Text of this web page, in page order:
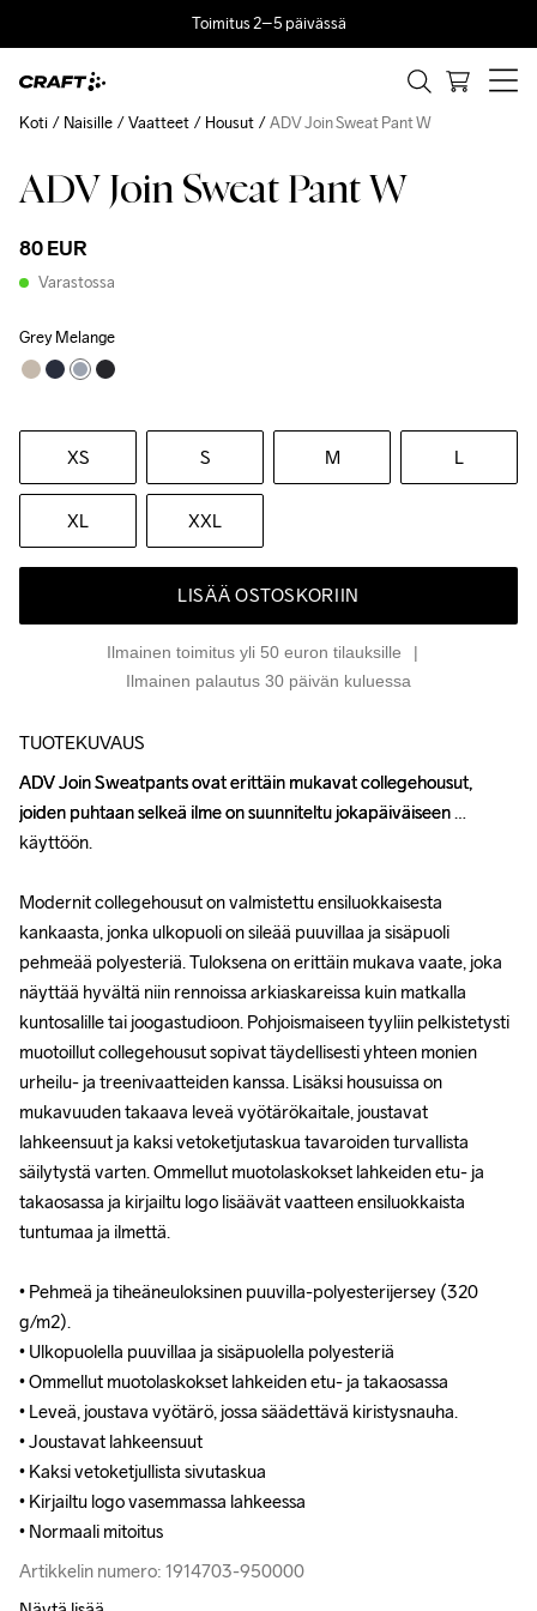
Toimitus 2–5 päivässä
ADV Join Sweat Pant W
80 EUR
Varastossa
Grey Melange
XS S M L
XL XXL
LISÄÄ OSTOSKORIIN
Ilmainen toimitus yli 50 euron tilauksille
Ilmainen palautus 30 päivän kuluessa
Koti Naisille Vaatteet Housut ADV Join Sweat Pant W
TUOTEKUVAUS
ADV Join Sweatpants ovat erittäin mukavat collegehousut,
joiden puhtaan selkeä ilme on suunniteltu jokapäiväiseen
käyttöön.
Modernit collegehousut on valmistettu ensiluokkaisesta
kankaasta, jonka ulkopuoli on sileää puuvillaa ja sisäpuoli
pehmeää polyesteriä. Tuloksena on erittäin mukava vaate, joka
näyttää hyvältä niin rennoissa arkiaskareissa kuin matkalla
kuntosalille tai joogastudioon. Pohjoismaiseen tyyliin pelkistetysti
muotoillut collegehousut sopivat täydellisesti yhteen monien
urheilu- ja treenivaatteiden kanssa. Lisäksi housuissa on
mukavuuden takaava leveä vyötärökaitale, joustavat
lahkeensuut ja kaksi vetoketjutaskua tavaroiden turvallista
säilytystä varten. Ommellut muotolaskokset lahkeiden etu- ja
takaosassa ja kirjailtu logo lisäävät vaatteen ensiluokkaista
tuntumaa ja ilmettä.
• Pehmeä ja tiheäneuloksinen puuvilla-polyesterijersey (320
g/m2).
• Ulkopuolella puuvillaa ja sisäpuolella polyesteriä
• Ommellut muotolaskokset lahkeiden etu- ja takaosassa
• Leveä, joustava vyötärö, jossa säädettävä kiristysnauha.
• Joustavat lahkeensuut
• Kaksi vetoketjullista sivutaskua
• Kirjailtu logo vasemmassa lahkeessa
• Normaali mitoitus
Artikkelin numero: 1914703-950000
ADV Join Sweatpants ovat erittäin mukavat collegehousut,
joiden puhtaan selkeä ilme on suunniteltu jokapäiväiseen
käyttöön.
Modernit collegehousut on valmistettu ensiluokkaisesta
kankaasta, jonka ulkopuoli on sileää puuvillaa ja sisäpuoli
pehmeää polyesteriä. Tuloksena on erittäin mukava vaate, joka
näyttää hyvältä niin rennoissa arkiaskareissa kuin matkalla
kuntosalille tai joogastudioon. Pohjoismaiseen tyyliin pelkistetysti
muotoillut collegehousut sopivat täydellisesti yhteen monien
urheilu- ja treenivaatteiden kanssa. Lisäksi housuissa on
mukavuuden takaava leveä vyötärökaitale, joustavat
lahkeensuut ja kaksi vetoketjutaskua tavaroiden turvallista
säilytystä varten. Ommellut muotolaskokset lahkeiden etu- ja
takaosassa ja kirjailtu logo lisäävät vaatteen ensiluokkaista
tuntumaa ja ilmettä.
• Pehmeä ja tiheäneuloksinen puuvilla-polyesterijersey (320
g/m2).
• Ulkopuolella puuvillaa ja sisäpuolella polyesteriä
• Ommellut muotolaskokset lahkeiden etu- ja takaosassa
• Leveä, joustava vyötärö, jossa säädettävä kiristysnauha.
• Joustavat lahkeensuut
• Kaksi vetoketjullista sivutaskua
• Kirjailtu logo vasemmassa lahkeessa
• Normaali mitoitus
Artikkelin numero: 1914703-950000